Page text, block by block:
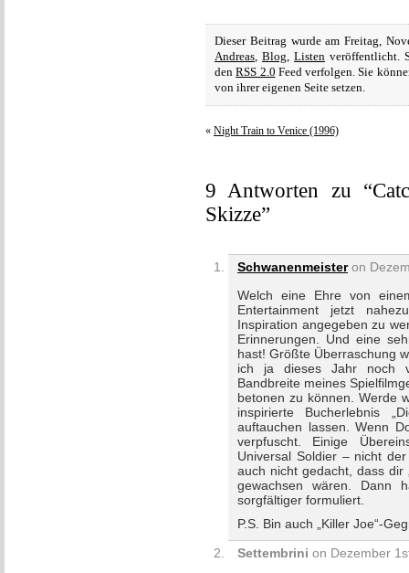
Dieser Beitrag wurde am Freitag,
Andreas, Blog, Listen veröffentlicht.
denRSS 2.0 Feed verfolgen. Sie
von ihrer eigenen Seite setzen.
« Night Train to Venice (1996)
9 Antworten zu
Skizze”
Schwanenmeisteron
Welch eine Ehre von
Entertainment jetzt
Inspiration angegeben zu
Erinnerungen. Und eine
hast! Größte Überraschung
ich ja dieses Jahr noch
Bandbreite meines
betonen zu können. Werde
inspirierte Bucherlebnis
auftauchen lassen. Wenn
verpfuscht. Einige
Universal Soldier – nicht
auch nicht gedacht, dass dir
gewachsen wären. Dann
sorgfältiger formuliert.
P.S. Bin auch „Killer Joe“-
Settembrini on Dezember